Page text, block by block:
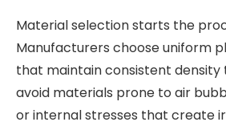
Material selection starts the
Manufacturers choose uniform
that maintain consistent density
avoid materials prone to air
or internal stresses that create